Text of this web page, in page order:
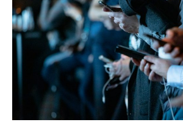
es
importante
una
formación
integral
ciudadana